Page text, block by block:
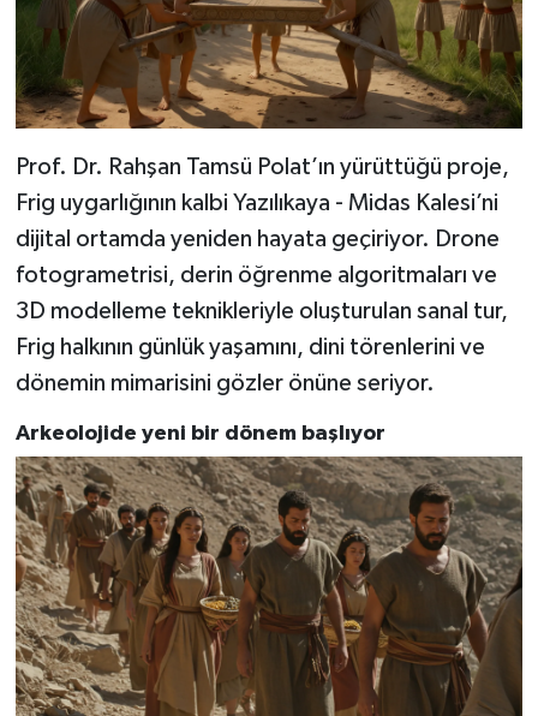
Prof. Dr. Rahşan Tamsü Polat’ın yürüttüğü proje,
Frig uygarlığının kalbi Yazılıkaya - Midas Kalesi’ni
dijital ortamda yeniden hayata geçiriyor. Drone
fotogrametrisi, derin öğrenme algoritmaları ve
3D modelleme teknikleriyle oluşturulan sanal tur,
Frig halkının günlük yaşamını, dini törenlerini ve
dönemin mimarisini gözler önüne seriyor.
Arkeolojide yeni bir dönem başlıyor